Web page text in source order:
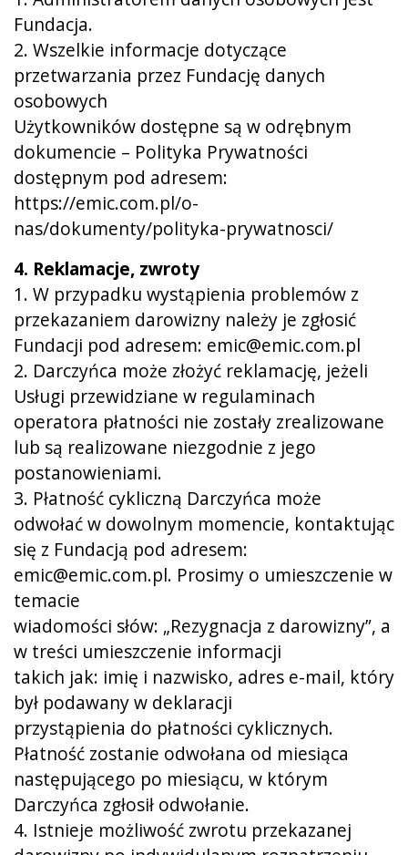
Fundacja.
2. Wszelkie informacje dotyczące
przetwarzania przez Fundację danych
osobowych
Użytkowników dostępne są w odrębnym
dokumencie – Polityka Prywatności
dostępnym pod adresem:
https://emic.com.pl/o-
nas/dokumenty/polityka-prywatnosci/
4. Reklamacje, zwroty
1. W przypadku wystąpienia problemów z
przekazaniem darowizny należy je zgłosić
Fundacji pod adresem: emic@emic.com.pl
2. Darczyńca może złożyć reklamację, jeżeli
Usługi przewidziane w regulaminach
operatora płatności nie zostały zrealizowane
lub są realizowane niezgodnie z jego
postanowieniami.
3. Płatność cykliczną Darczyńca może
odwołać w dowolnym momencie, kontaktując
się z Fundacją pod adresem:
emic@emic.com.pl. Prosimy o umieszczenie w
temacie
wiadomości słów: „Rezygnacja z darowizny”, a
w treści umieszczenie informacji
takich jak: imię i nazwisko, adres e-mail, który
był podawany w deklaracji
przystąpienia do płatności cyklicznych.
Płatność zostanie odwołana od miesiąca
następującego po miesiącu, w którym
Darczyńca zgłosił odwołanie.
4. Istnieje możliwość zwrotu przekazanej